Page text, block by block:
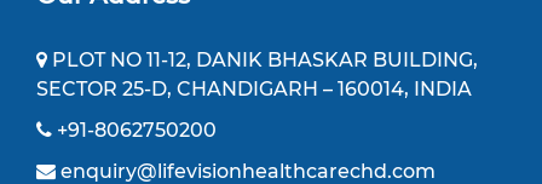
PLOT NO 11-12, DANIK BHASKAR BUILDING,
SECTOR 25-D, CHANDIGARH – 160014, INDIA
+91-8062750200
enquiry@lifevisionhealthcarechd.com